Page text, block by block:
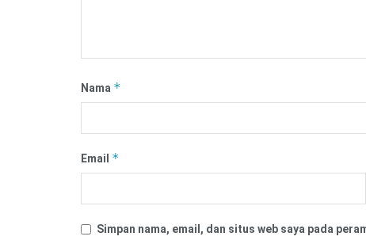
Nama *
Email *
Simpan nama, email, dan situs web saya pada